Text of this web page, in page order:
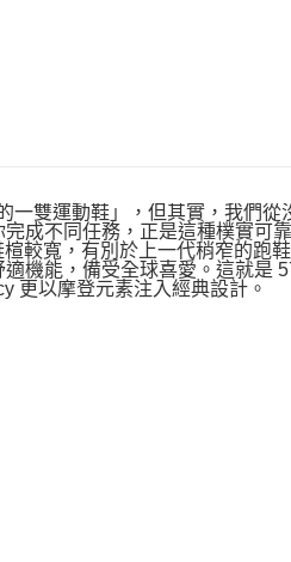
雙運動鞋」，但其實，我們從
成不同任務，正是這種樸實可
較寬，有別於上一代稍窄的跑
機能，備受全球喜愛。這就是
更以摩登元素注入經典設計。